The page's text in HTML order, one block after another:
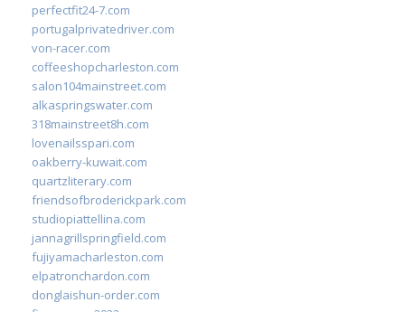
perfectfit24-7.com
portugalprivatedriver.com
von-racer.com
coffeeshopcharleston.com
salon104mainstreet.com
alkaspringswater.com
318mainstreet8h.com
lovenailsspari.com
oakberry-kuwait.com
quartzliterary.com
friendsofbroderickpark.com
studiopiattellina.com
jannagrillspringfield.com
fujiyamacharleston.com
elpatronchardon.com
donglaishun-order.com